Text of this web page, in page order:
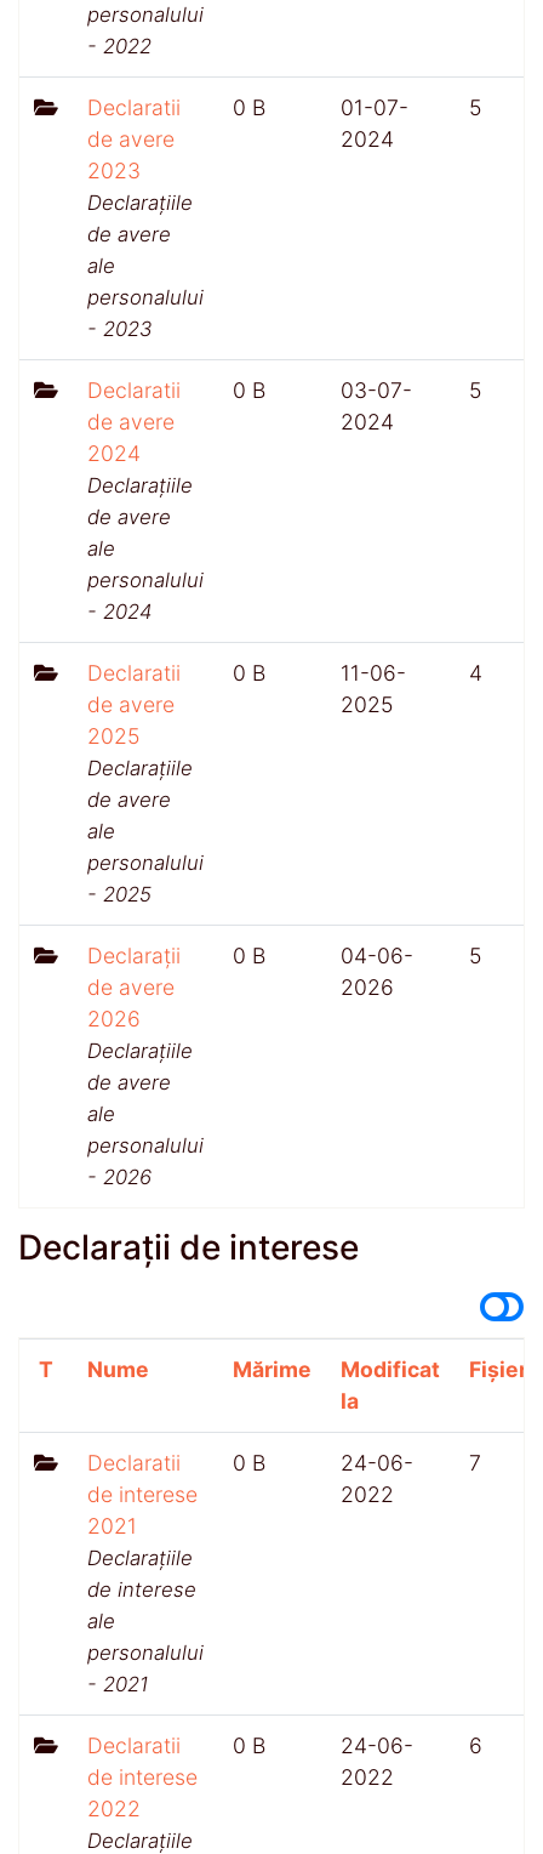
personalului
- 2022
Declaratii
de avere
2023
Declarațiile
de avere
ale
personalului
- 2023
0 B
01-07-
2024
5
Declaratii
de avere
2024
Declarațiile
de avere
ale
personalului
- 2024
0 B
03-07-
2024
5
Declaratii
de avere
2025
Declarațiile
de avere
ale
personalului
- 2025
0 B
11-06-
2025
4
Declarații
de avere
2026
Declarațiile
de avere
ale
personalului
- 2026
0 B
04-06-
2026
5
Declarații de interese
T Nume Mărime
Modificat
la
Fișiere
Declaratii
de interese
2021
Declarațiile
de interese
ale
personalului
- 2021
0 B
24-06-
2022
7
Declaratii
de interese
2022
Declarațiile
0 B
24-06-
2022
6